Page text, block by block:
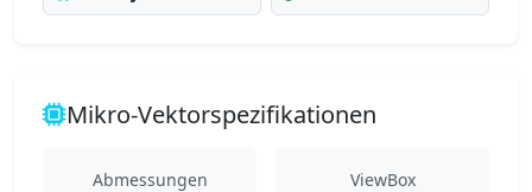
Mikro-Vektorspezifikationen
Abmessungen ViewBox